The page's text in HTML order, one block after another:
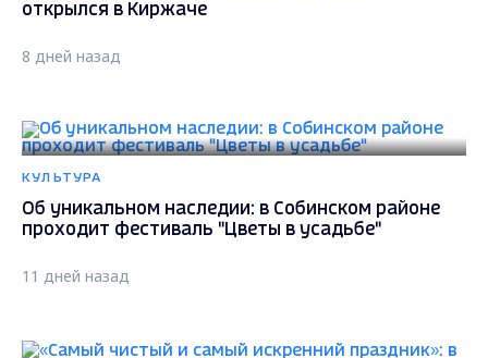
открылся в Киржаче
8 дней назад
КУЛЬТУРА
Об уникальном наследии: в Собинском районе
проходит фестиваль "Цветы в усадьбе"
11 дней назад